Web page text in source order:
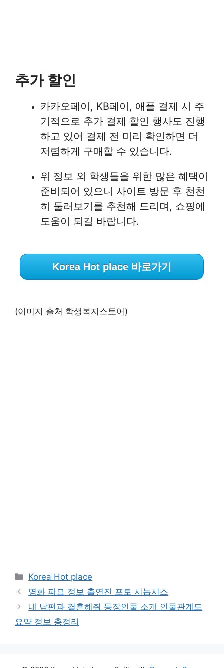
추가 할인
카카오페이, KB페이, 애플 결제 시 주
기적으로 추가 결제 할인 행사도 진행
하고 있어 결제 전 미리 확인하면 더
저렴하게 구매할 수 있습니다.
위 정보 외 학생들을 위한 많은 혜택이
준비되어 있으니 사이트 방문 후 천천
히 둘러보기를 추천해 드리며, 쇼핑에
도움이 되길 바랍니다.
Korea Hot place 바로가기
(이미지 출처 학생복지스토어)
Categories
Korea Hot place
영화 파묘 정보 출연진 포토 시놉시스
내 남편과 결혼해줘 등장인물 소개 인물관계도
요약 정보 총정리